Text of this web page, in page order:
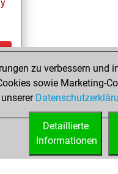
zu verbessern und
sowie Marketing-
Detaillierte
Informationen